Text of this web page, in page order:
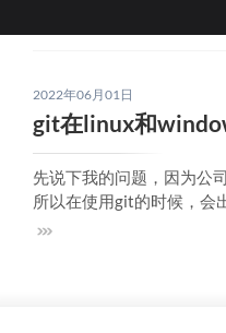
2022年06月01日
git在linux和
先说下我的问题，因为公
所以在使用git的时候，会
it显示这个文件被你修改